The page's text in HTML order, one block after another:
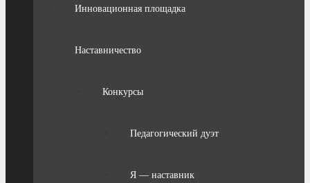
Инновационная площадка
Наставничество
Конкурсы
Педагогический дуэт
Я — наставник